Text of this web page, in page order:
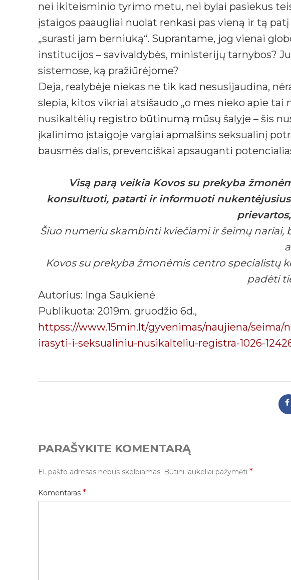
nei ikiteisminio tyrimo metu, nei bylai pasiekus
įstaigos paaugliai nuolat renkasi pas vieną ir tą
„surasti jam berniuką“. Suprantame, jog vienai
institucijos – savivaldybės, ministerijų tarnybos?
sistemose, ką pražiūrėjome?
Deja, realybėje niekas ne tik kad nesusijaudina,
slepia, kitos vikriai atsišaudo „o mes nieko apie
nusikaltėlių registro būtinumą mūsų šalyje – šis
įkalinimo įstaigoje vargiai apmalšins seksualinį
bausmės dalis, prevenciškai apsauganti
Visą parą veikia Kovos su prekyba
konsultuoti, patarti ir informuoti
Šiuo numeriu skambinti kviečiami ir šeimų
Kovos su prekyba žmonėmis centro specialistų
padėti
Autorius: Inga Saukienė
Publikuota: 2019m. gruodžio 6d.,
httpss://www.15min.lt/gyvenimas/naujiena/
irasyti-i-seksualiniu-nusikalteliu-registra-1026-
PARAŠYKITE KOMENTARĄ
El. pašto adresas nebus skelbiamas. Būtini laukeliai pažymėti *
Komentaras *